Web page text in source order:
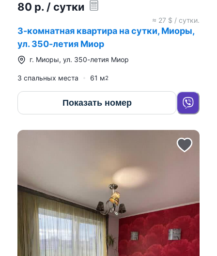
80 р. / сутки
≈ 27 $ / сутки.
3-комнатная квартира на сутки, Миоры,
ул. 350-летия Миор
г. Миоры, ул. 350-летия Миор
3 спальных места 61 м2
Показать номер